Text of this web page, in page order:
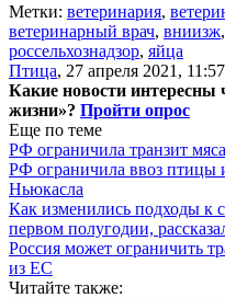
Метки: ветеринария,
ветеринарный врач, вниизж,
россельхознадзор, яйца
Птица, 27 апреля 2021, 11:57
Какие новости интересны
жизни»? Пройти опрос
Еще по теме
РФ ограничила транзит
РФ ограничила ввоз птицы
Ньюкасла
Как изменились подходы к
первом полугодии,
Россия может ограничить
из ЕС
Читайте также: